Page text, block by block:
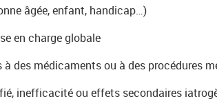
âgée, enfant, handicap…)
en charge globale
des médicaments ou à des procédures
inefficacité ou effets secondaires